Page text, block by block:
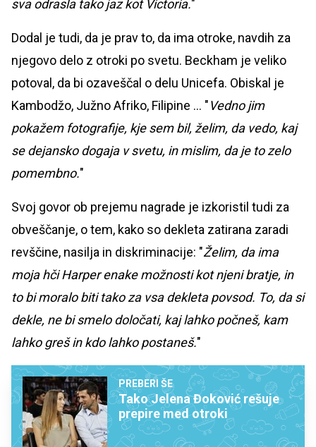
sva odrasla tako jaz kot Victoria."
Dodal je tudi, da je prav to, da ima otroke, navdih za
njegovo delo z otroki po svetu. Beckham je veliko
potoval, da bi ozaveščal o delu Unicefa. Obiskal je
Kambodžo, Južno Afriko, Filipine ... "Vedno jim
pokažem fotografije, kje sem bil, želim, da vedo, kaj
se dejansko dogaja v svetu, in mislim, da je to zelo
pomembno."
Svoj govor ob prejemu nagrade je izkoristil tudi za
obveščanje, o tem, kako so dekleta zatirana zaradi
revščine, nasilja in diskriminacije: "Želim, da ima
moja hči Harper enake možnosti kot njeni bratje, in
to bi moralo biti tako za vsa dekleta povsod. To, da si
dekle, ne bi smelo določati, kaj lahko počneš, kam
lahko greš in kdo lahko postaneš."
PREBERI ŠE
Tako Jelena Đoković rešuje
prepire med otroki